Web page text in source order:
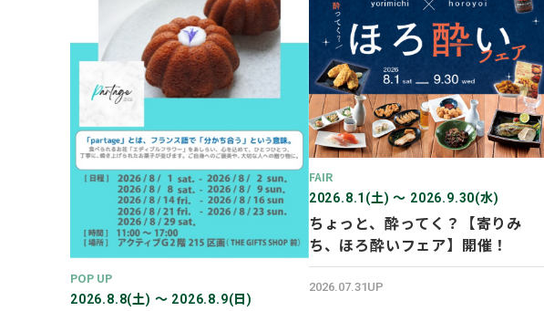
POP UP
2026.8.8(土) 〜 2026.8.9(日)
FAIR
2026.8.1(土) 〜 2026.9.30(水)
ちょっと、酔ってく？【寄りみ
ち、ほろ酔いフェア】開催！
2026.07.31UP